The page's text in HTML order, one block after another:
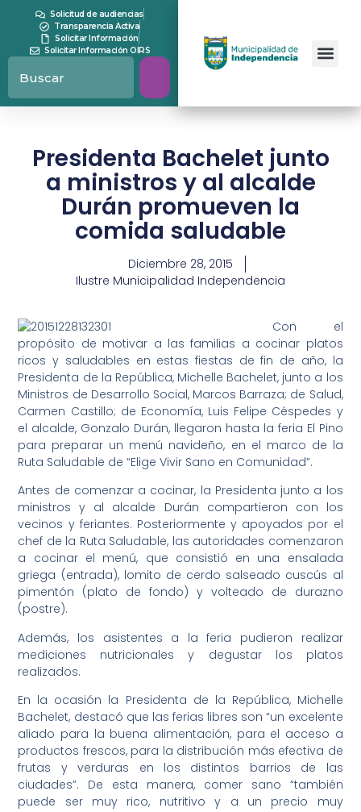
Solicitud de audiencias
Transparencia Activa
Solicitar Información
Solicitar Información OIRS
Presidenta Bachelet junto
a ministros y al alcalde
Durán promueven la
comida saludable
Diciembre 28, 2015
Ilustre Municipalidad Independencia
Con el
propósito de motivar a las familias a cocinar platos
ricos y saludables en estas fiestas de fin de año, la
Presidenta de la República, Michelle Bachelet, junto a los
Ministros de Desarrollo Social, Marcos Barraza; de Salud,
Carmen Castillo; de Economía, Luis Felipe Céspedes y
el alcalde, Gonzalo Durán, llegaron hasta la feria El Pino
para preparar un menú navideño, en el marco de la
Ruta Saludable de “Elige Vivir Sano en Comunidad”.
Antes de comenzar a cocinar, la Presidenta junto a los
ministros y al alcalde Durán compartieron con los
vecinos y feriantes. Posteriormente y apoyados por el
chef de la Ruta Saludable, las autoridades comenzaron
a cocinar el menú, que consistió en una ensalada
griega (entrada), lomito de cerdo salseado cuscús al
pimentón (plato de fondo) y volteado de durazno
(postre).
Además, los asistentes a la feria pudieron realizar
mediciones nutricionales y degustar los platos
realizados.
En la ocasión la Presidenta de la República, Michelle
Bachelet, destacó que las ferias libres son “un excelente
aliado para la buena alimentación, para el acceso a
productos frescos, para la distribución más efectiva de
frutas y verduras en los distintos barrios de las
ciudades”. De esta manera, comer sano “también
puede ser muy rico, nutritivo y a un precio muy